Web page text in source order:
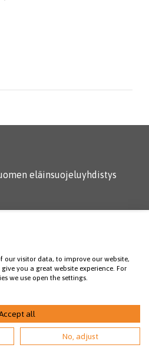
eläinsuojeluyhdistys
our visitor data, to improve our website,
you a great website experience. For
we use open the settings.
all
No, adjust